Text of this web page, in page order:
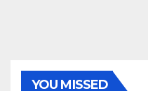
YOU MISSED